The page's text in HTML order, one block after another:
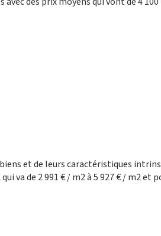
et de leurs caractéristiques
va de 2 991 € / m2 à 5 927 € / m2 et